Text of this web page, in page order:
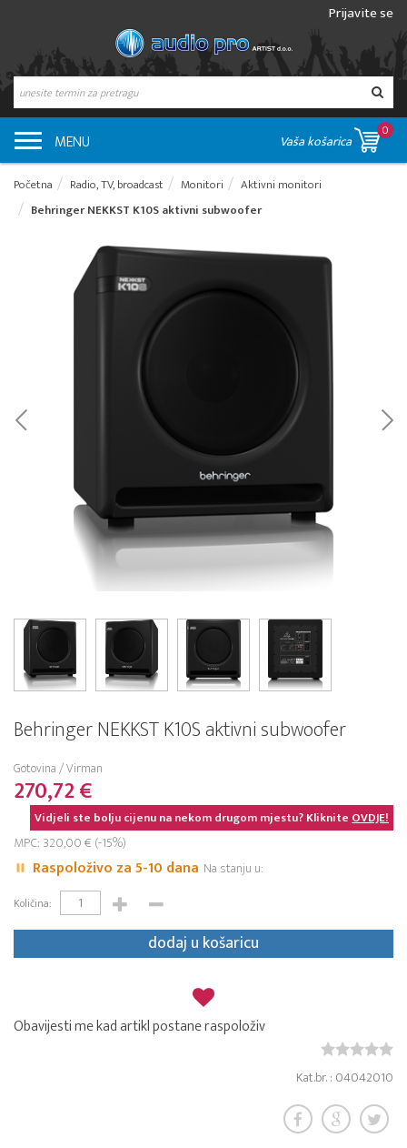
Prijavite se
MENU Vaša košarica
0
Početna Radio, TV, broadcast Monitori
Aktivni monitori
Behringer NEKKST K10S aktivni subwoofer
Behringer NEKKST K10S aktivni subwoofer
Gotovina / Virman
270,72 €
Vidjeli ste bolju cijenu na nekom drugom mjestu? KlikniteOVDJE!
MPC: 320,00 € (-15%)
Raspoloživo za 5-10 dana Na stanju u:
Količina:
dodaj u košaricu
Obavijesti me kad artikl postane raspoloživ
Kat.br. : 04042010